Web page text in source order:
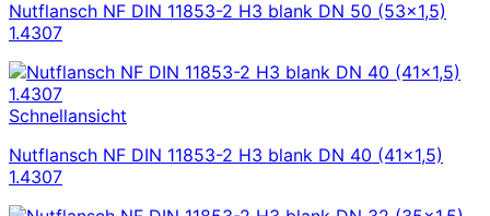
Nutflansch NF DIN 11853-2 H3 blank DN 50 (53×1,5)
1.4307
Schnellansicht
Nutflansch NF DIN 11853-2 H3 blank DN 40 (41×1,5)
1.4307